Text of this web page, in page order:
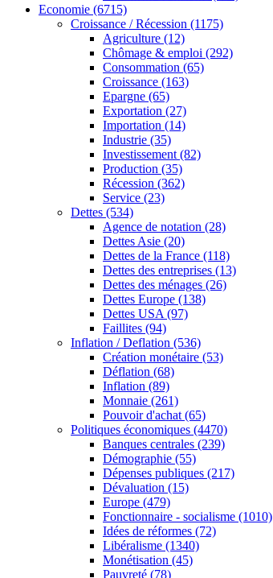
Economie (6715)
Croissance / Récession (1175)
Agriculture (12)
Chômage & emploi (292)
Consommation (65)
Croissance (163)
Epargne (65)
Exportation (27)
Importation (14)
Industrie (35)
Investissement (82)
Production (35)
Récession (362)
Service (23)
Dettes (534)
Agence de notation (28)
Dettes Asie (20)
Dettes de la France (118)
Dettes des entreprises (13)
Dettes des ménages (26)
Dettes Europe (138)
Dettes USA (97)
Faillites (94)
Inflation / Deflation (536)
Création monétaire (53)
Déflation (68)
Inflation (89)
Monnaie (261)
Pouvoir d'achat (65)
Politiques économiques (4470)
Banques centrales (239)
Démographie (55)
Dépenses publiques (217)
Dévaluation (15)
Europe (479)
Fonctionnaire - socialisme (1010)
Idées de réformes (72)
Libéralisme (1340)
Monétisation (45)
Pauvreté (78)